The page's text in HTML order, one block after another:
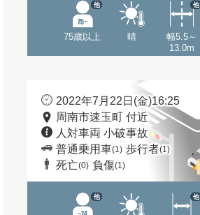
75歳以上
他
晴
幅5.5～
13.0m
他
2022年7月22日(金)16:25
周南市速玉町 付近
人対車両 小破事故
普通乗用車(1) 歩行者(1)
死亡(0) 負傷(1)
他 他